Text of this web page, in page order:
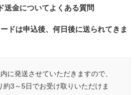
送金についてよくある質問
ドは申込後、何日後に送られてきま
に発送させていただきますので、
約3～5日でお受け取りいただけま